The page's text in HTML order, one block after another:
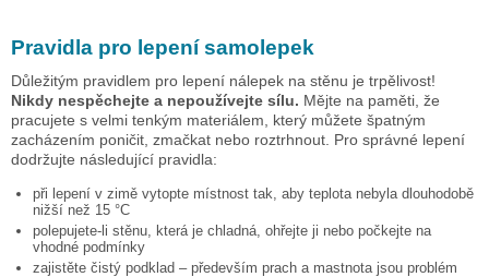
Pravidla pro lepení samolepek
Důležitým pravidlem pro lepení nálepek na stěnu je trpělivost!
Nikdy nespěchejte a nepoužívejte sílu. Mějte na paměti, že
pracujete s velmi tenkým materiálem, který můžete špatným
zacházením poničit, zmačkat nebo roztrhnout. Pro správné lepení
dodržujte následující pravidla:
při lepení v zimě vytopte místnost tak, aby teplota nebyla dlouhodobě
nižší než 15 °C
polepujete-li stěnu, která je chladná, ohřejte ji nebo počkejte na
vhodné podmínky
zajistěte čistý podklad – především prach a mastnota jsou problém